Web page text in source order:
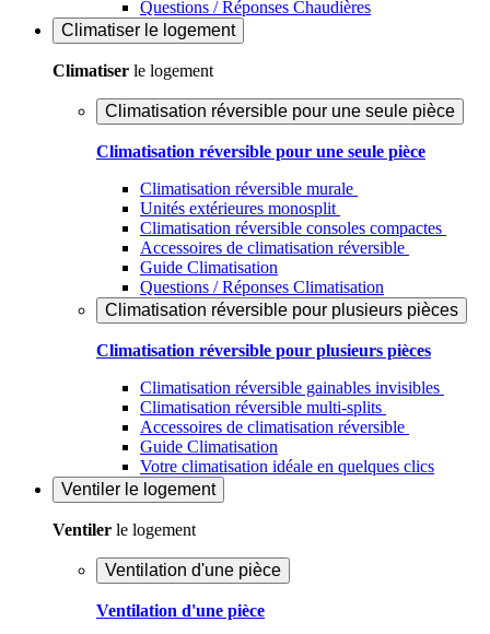
Questions / Réponses Chaudières
Climatiser le logement
Climatiser le logement
Climatisation réversible pour une seule pièce
Climatisation réversible pour une seule pièce
Climatisation réversible murale
Unités extérieures monosplit
Climatisation réversible consoles compactes
Accessoires de climatisation réversible
Guide Climatisation
Questions / Réponses Climatisation
Climatisation réversible pour plusieurs pièces
Climatisation réversible pour plusieurs pièces
Climatisation réversible gainables invisibles
Climatisation réversible multi-splits
Accessoires de climatisation réversible
Guide Climatisation
Votre climatisation idéale en quelques clics
Ventiler le logement
Ventiler le logement
Ventilation d'une pièce
Ventilation d'une pièce